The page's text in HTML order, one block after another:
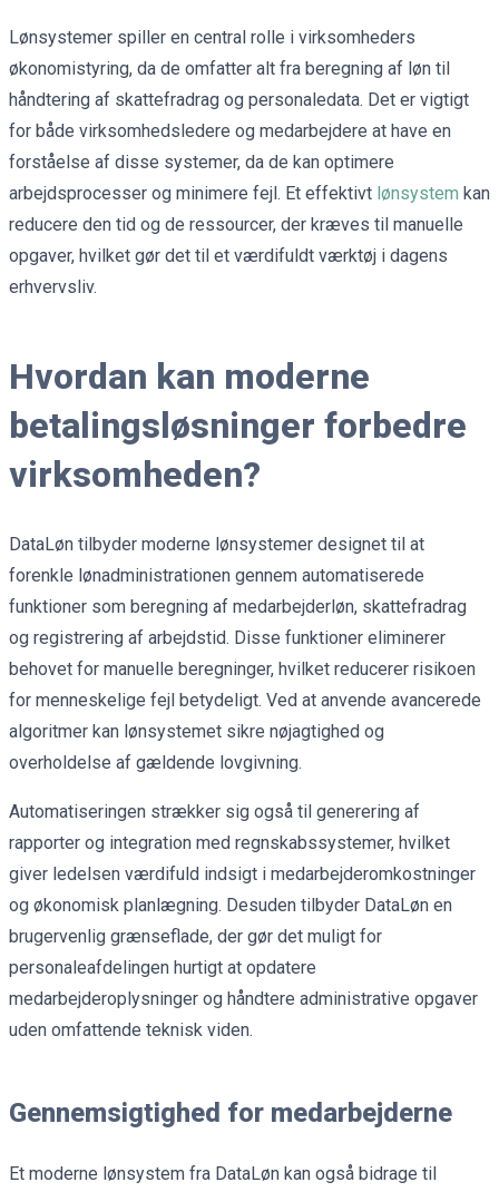
Lønsystemer spiller en central rolle i virksomheders
økonomistyring, da de omfatter alt fra beregning af løn til
håndtering af skattefradrag og personaledata. Det er vigtigt
for både virksomhedsledere og medarbejdere at have en
forståelse af disse systemer, da de kan optimere
arbejdsprocesser og minimere fejl. Et effektivt lønsystem kan
reducere den tid og de ressourcer, der kræves til manuelle
opgaver, hvilket gør det til et værdifuldt værktøj i dagens
erhvervsliv.
Hvordan kan moderne
betalingsløsninger forbedre
virksomheden?
DataLøn tilbyder moderne lønsystemer designet til at
forenkle lønadministrationen gennem automatiserede
funktioner som beregning af medarbejderløn, skattefradrag
og registrering af arbejdstid. Disse funktioner eliminerer
behovet for manuelle beregninger, hvilket reducerer risikoen
for menneskelige fejl betydeligt. Ved at anvende avancerede
algoritmer kan lønsystemet sikre nøjagtighed og
overholdelse af gældende lovgivning.
Automatiseringen strækker sig også til generering af
rapporter og integration med regnskabssystemer, hvilket
giver ledelsen værdifuld indsigt i medarbejderomkostninger
og økonomisk planlægning. Desuden tilbyder DataLøn en
brugervenlig grænseflade, der gør det muligt for
personaleafdelingen hurtigt at opdatere
medarbejderoplysninger og håndtere administrative opgaver
uden omfattende teknisk viden.
Gennemsigtighed for medarbejderne
Et moderne lønsystem fra DataLøn kan også bidrage til